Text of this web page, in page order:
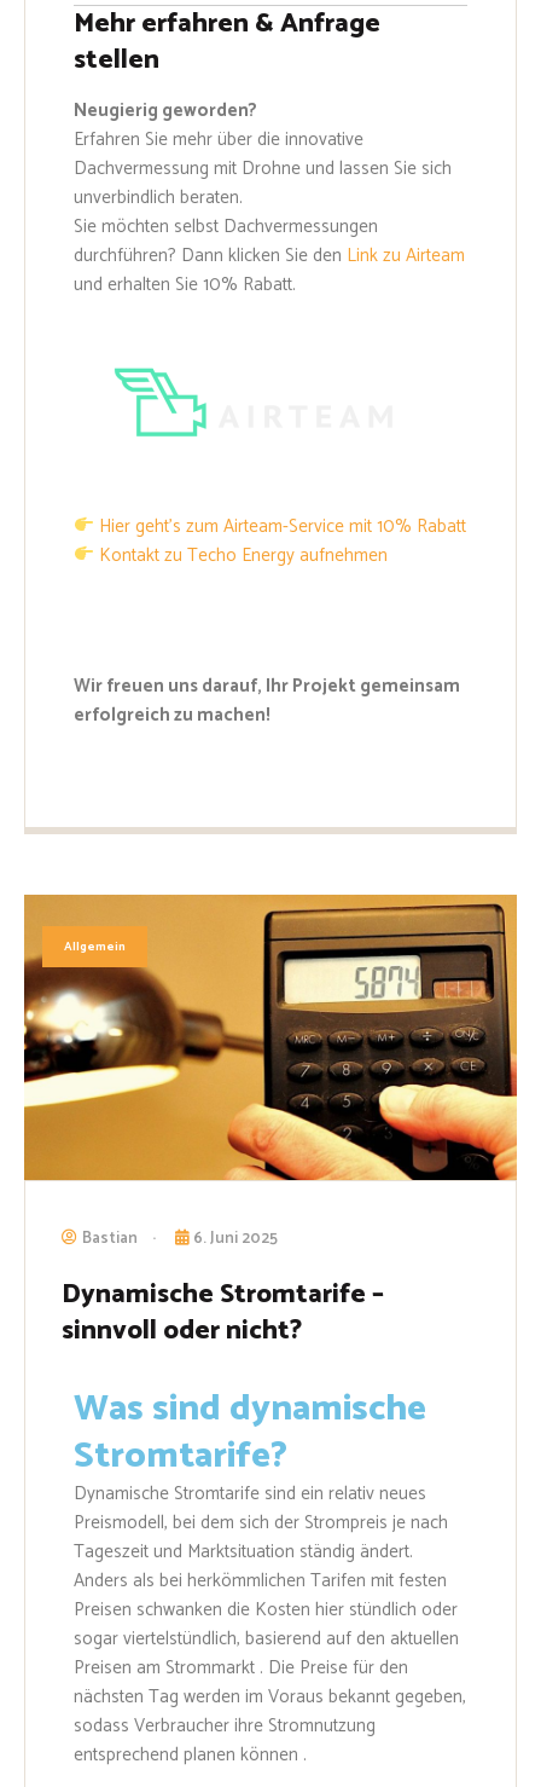
Mehr erfahren & Anfrage
stellen
Neugierig geworden?
Erfahren Sie mehr über die innovative
Dachvermessung mit Drohne und lassen Sie sich
unverbindlich beraten.
Sie möchten selbst Dachvermessungen
durchführen? Dann klicken Sie den Link zu Airteam
und erhalten Sie 10% Rabatt.
Hier geht’s zum Airteam-Service mit 10% Rabatt
Kontakt zu Techo Energy aufnehmen
Wir freuen uns darauf, Ihr Projekt gemeinsam
erfolgreich zu machen!
Allgemein
Bastian 6. Juni 2025
Dynamische Stromtarife –
sinnvoll oder nicht?
Was sind dynamische
Stromtarife?
Dynamische Stromtarife sind ein relativ neues
Preismodell, bei dem sich der Strompreis je nach
Tageszeit und Marktsituation ständig ändert.
Anders als bei herkömmlichen Tarifen mit festen
Preisen schwanken die Kosten hier stündlich oder
sogar viertelstündlich, basierend auf den aktuellen
Preisen am Strommarkt . Die Preise für den
nächsten Tag werden im Voraus bekannt gegeben,
sodass Verbraucher ihre Stromnutzung
entsprechend planen können .